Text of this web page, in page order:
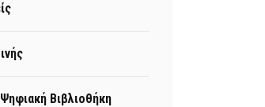
Βιβλιοθήκη